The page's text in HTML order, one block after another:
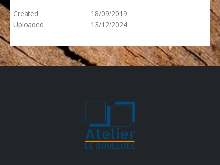
Created
18/09/2019
Uploaded
13/12/2024